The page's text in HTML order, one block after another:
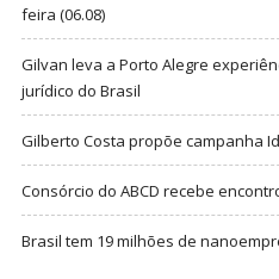
feira (06.08)
Gilvan leva a Porto Alegre
jurídico do Brasil
Gilberto Costa propõe campanha
Consórcio do ABCD recebe
Brasil tem 19 milhões de